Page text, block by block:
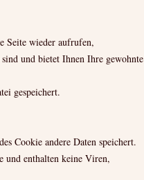
Seite wieder aufrufen,
und bietet Ihnen Ihre gewohnte
gespeichert.
Cookie andere Daten speichert.
und enthalten keine Viren,